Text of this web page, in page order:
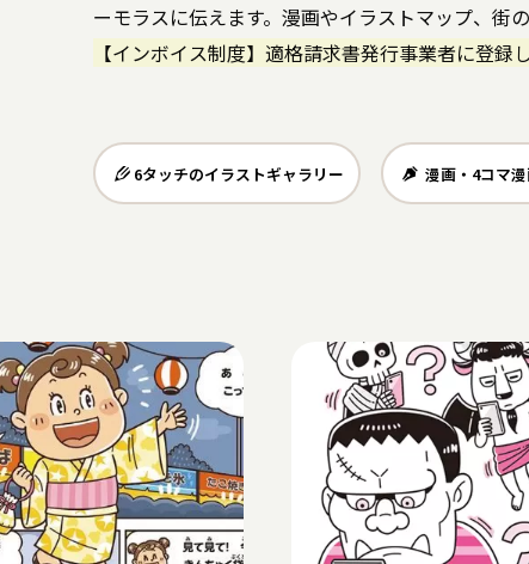
ーモラスに伝えます。漫画やイラストマップ、街
【インボイス制度】適格請求書発行事業者に登録
6タッチのイラストギャラリー 漫画・4コマ